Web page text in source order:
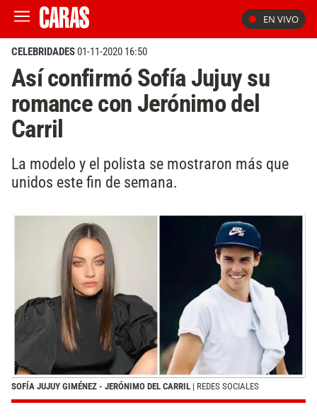
EN VIVO
CELEBRIDADES01-11-2020 16:50
Así confirmó Sofía Jujuy su
romance con Jerónimo del
Carril
La modelo y el polista se mostraron más que
unidos este fin de semana.
SOFÍA JUJUY GIMÉNEZ - JERÓNIMO DEL CARRIL | REDES SOCIALES